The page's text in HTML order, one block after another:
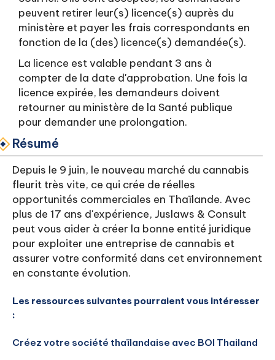
peuvent retirer leur(s) licence(s) auprès du
ministère et payer les frais correspondants en
fonction de la (des) licence(s) demandée(s).
La licence est valable pendant 3 ans à
compter de la date d'approbation. Une fois la
licence expirée, les demandeurs doivent
retourner au ministère de la Santé publique
pour demander une prolongation.
Résumé
Depuis le 9 juin, le nouveau marché du cannabis
fleurit très vite, ce qui crée de réelles
opportunités commerciales en Thaïlande. Avec
plus de 17 ans d'expérience, Juslaws & Consult
peut vous aider à créer la bonne entité juridique
pour exploiter une entreprise de cannabis et
assurer votre conformité dans cet environnement
en constante évolution.
Les ressources suivantes pourraient vous intéresser
:
Créez votre société thaïlandaise avec BOI Thailand